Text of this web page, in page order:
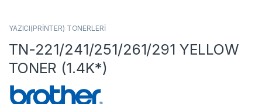
YAZICI(PRİNTER) TONERLERİ
TN-221/241/251/261/291 YELLOW
TONER (1.4K*)